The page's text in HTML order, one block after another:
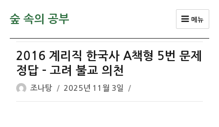
숲 속의 공부 메뉴
2016 계리직 한국사 A책형 5번 문제
정답 – 고려 불교 의천
글
쓴
조나탕
작
성
2025년 11월 3일